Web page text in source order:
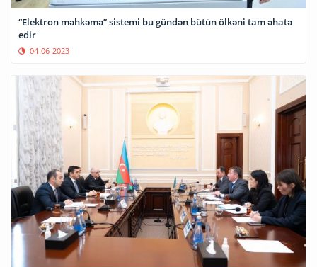
“Elektron məhkəmə” sistemi bu gündən bütün ölkəni tam əhatə
edir
04-06-2023